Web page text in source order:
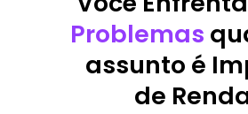
Problemas
assunto é
de